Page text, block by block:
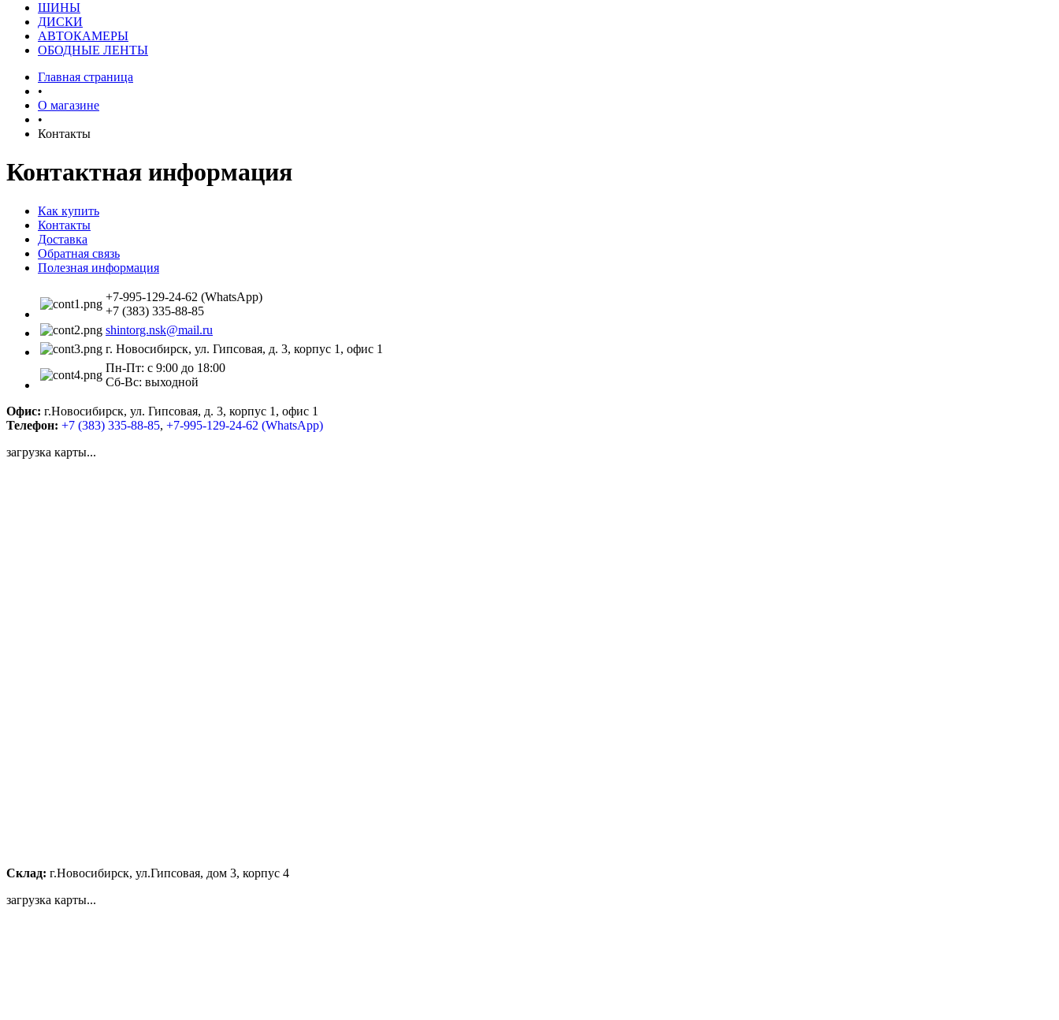
ШИНЫ
ДИСКИ
АВТОКАМЕРЫ
ОБОДНЫЕ ЛЕНТЫ
Главная страница
•
О магазине
•
Контакты
Контактная информация
Как купить
Контакты
Доставка
Обратная связь
Полезная информация
+7-995-129-24-62 (WhatsApp)
+7 (383) 335-88-85
shintorg.nsk@mail.ru
г. Новосибирск, ул. Гипсовая, д. 3, корпус 1, офис 1
Пн-Пт: с 9:00 до 18:00
Сб-Вс: выходной
Офис: г.Новосибирск, ул. Гипсовая, д. 3, корпус 1, офис 1
Телефон: +7 (383) 335-88-85, +7-995-129-24-62 (WhatsApp)
загрузка карты...
Склад: г.Новосибирск, ул.Гипсовая, дом 3, корпус 4
загрузка карты...